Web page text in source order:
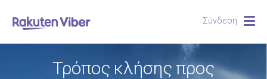
Σύνδεση
Τρόπος κλήσης προς